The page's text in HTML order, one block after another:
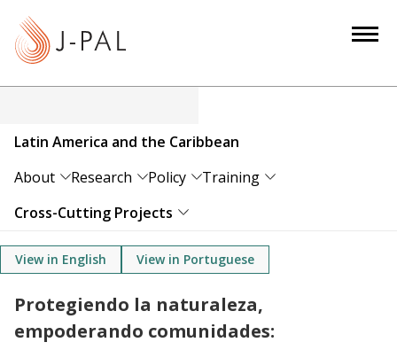
c
Latin America and the Caribbean
About
Research Policy
Training
Cross-Cutting Projects
View in English View in Portuguese
Protegiendo la naturaleza,
empoderando comunidades: